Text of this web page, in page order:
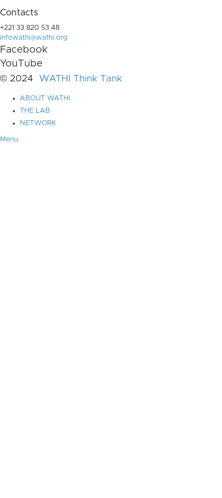
Contacts
+221 33 820 53 48
infowathi@wathi.org
Facebook
YouTube
© 2024 WATHI Think Tank
ABOUT WATHI
THE LAB
NETWORK
Menu